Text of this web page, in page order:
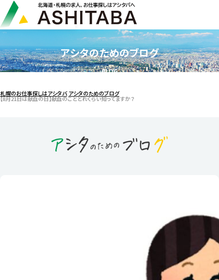
アシタのためのブログ
BLOG
札幌のお仕事探しはアシタバ アシタのためのブログ
【8月21日は献血の日】献血のことどれくらい知ってますか？